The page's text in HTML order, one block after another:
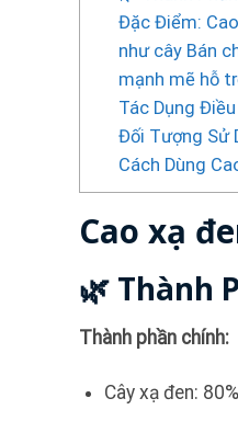
Đặc Điểm:
như cây Bán
mạnh mẽ hỗ
Tác Dụng Điều
Đối Tượng Sử
Cách Dùng
Cao xạ
🌿 Thành
Thành phần chính:
Cây xạ đen: 80%